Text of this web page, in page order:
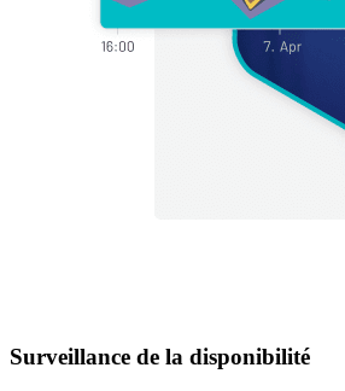
Surveillance de la disponibilité